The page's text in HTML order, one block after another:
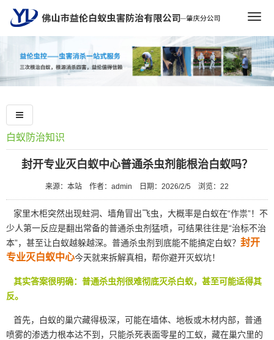
白蚁防治知识
封开专业灭白蚁中心普通杀虫剂能根治白蚁吗？
来源：本站 作者：admin 日期：2026/2/5 浏览： 22
家里木柜突然出现蛀洞、墙角冒出飞虫，大概率是白蚁在“作祟”！不
少人第一反应是翻出常备的普通杀虫剂猛喷，可结果往往是“治标不治
本”，甚至让白蚁越躲越深。普通杀虫剂到底能不能搞定白蚁？ 封开
专业灭白蚁中心今天就来拆解真相，帮你避开灭蚁坑！
其实答案很明确：普通杀虫剂很难彻底灭杀白蚁，甚至可能适得其
反。
首先，白蚁的巢穴藏得极深，可能在墙体、地板或木材内部，普通
喷雾的渗透力根本达不到，只能杀死表面零星的工蚁，藏在巢穴里的